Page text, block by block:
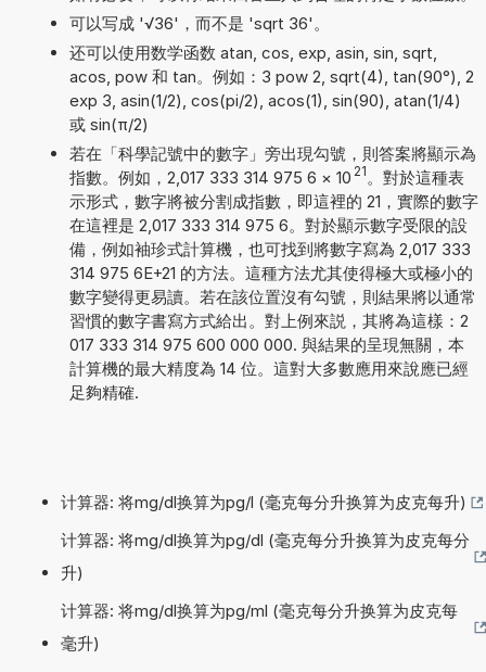
可以写成 '√36'，而不是 'sqrt 36'。
还可以使用数学函数 atan, cos, exp, asin, sin, sqrt,
acos, pow 和 tan。例如：3 pow 2, sqrt(4), tan(90°), 2
exp 3, asin(1/2), cos(pi/2), acos(1), sin(90), atan(1/4)
或 sin(π/2)
若在「科學記號中的數字」旁出現勾號，則答案將顯示為
指數。例如，2,017 333 314 975 6 × 10 21 。對於這種表
示形式，數字將被分割成指數，即這裡的 21，實際的數字
在這裡是 2,017 333 314 975 6。對於顯示數字受限的設
備，例如袖珍式計算機，也可找到將數字寫為 2,017 333
314 975 6E+21 的方法。這種方法尤其使得極大或極小的
數字變得更易讀。若在該位置沒有勾號，則結果將以通常
習慣的數字書寫方式給出。對上例來説，其將為這樣：2
017 333 314 975 600 000 000. 與結果的呈現無關，本
計算機的最大精度為 14 位。這對大多數應用來說應已經
足夠精確.
计算器: 将mg/dl换算为pg/l (毫克每分升换算为皮克每升)
计算器: 将mg/dl换算为pg/dl (毫克每分升换算为皮克每分
升)
计算器: 将mg/dl换算为pg/ml (毫克每分升换算为皮克每
毫升)